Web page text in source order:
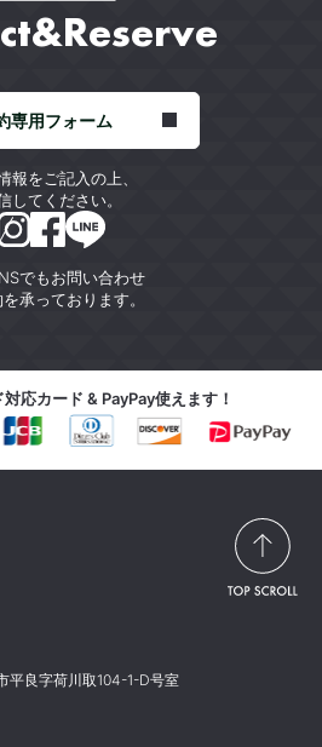
でもお問い合わせ
を承っております。
専用フォーム
報をご記入の上、
してください。
応カード & PayPay使えます！
平良字荷川取104-1-D号室